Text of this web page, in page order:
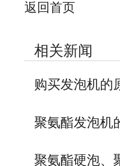
返回首页
相关新闻
购买发泡机的
聚氨酯发泡
聚氨酯硬泡